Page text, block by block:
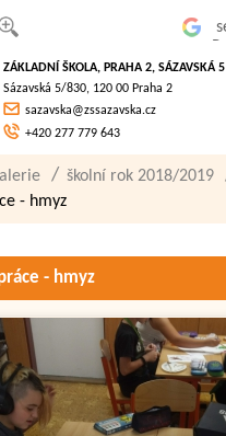
písmo
ZÁKLADNÍ ŠKOLA, PRAHA 2, SÁZAVSKÁ 5
Sázavská 5/830, 120 00 Praha 2
sazavska@zssazavska.cz
+420 277 779 643
školní rok 2018/2019
- hmyz
- hmyz